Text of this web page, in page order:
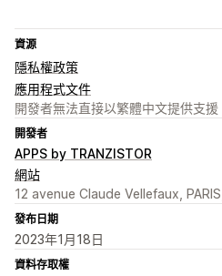
資源
隱私權政策
應用程式文件
開發者無法直接以繁體中文提供支援
開發者
APPS by TRANZISTOR
網站
12 avenue Claude Vellefaux,
發布日期
2023年1月18日
資料存取權